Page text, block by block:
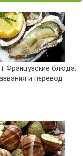
Французские блюда.
и перевод